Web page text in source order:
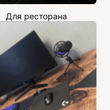
Для ресторана